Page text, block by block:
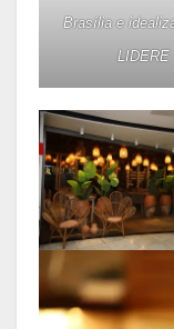
Brasília e
LIDERE